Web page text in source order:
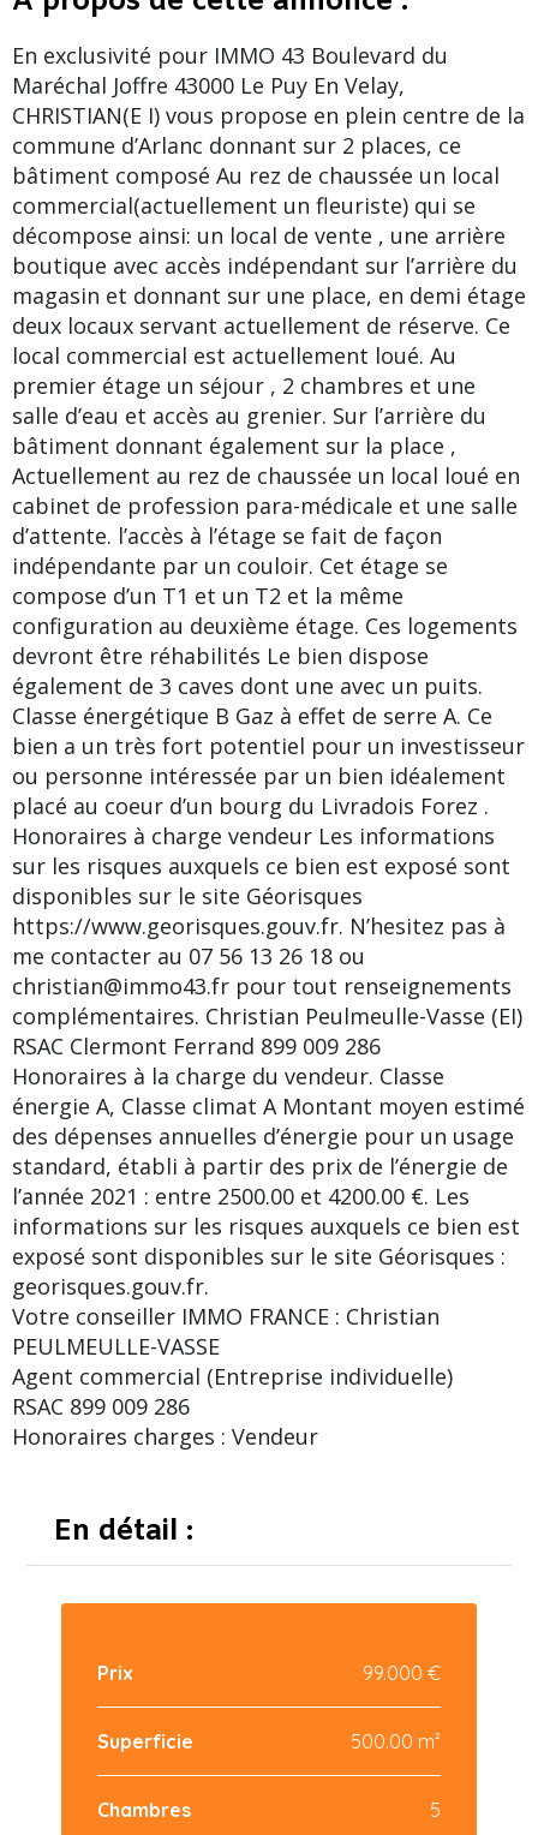
En exclusivité pour IMMO 43 Boulevard du
Maréchal Joffre 43000 Le Puy En Velay,
CHRISTIAN(E I) vous propose en plein centre de la
commune d’Arlanc donnant sur 2 places, ce
bâtiment composé Au rez de chaussée un local
commercial(actuellement un fleuriste) qui se
décompose ainsi: un local de vente , une arrière
boutique avec accès indépendant sur l’arrière du
magasin et donnant sur une place, en demi étage
deux locaux servant actuellement de réserve. Ce
local commercial est actuellement loué. Au
premier étage un séjour , 2 chambres et une
salle d’eau et accès au grenier. Sur l’arrière du
bâtiment donnant également sur la place ,
Actuellement au rez de chaussée un local loué en
cabinet de profession para-médicale et une salle
d’attente. l’accès à l’étage se fait de façon
indépendante par un couloir. Cet étage se
compose d’un T1 et un T2 et la même
configuration au deuxième étage. Ces logements
devront être réhabilités Le bien dispose
également de 3 caves dont une avec un puits.
Classe énergétique B Gaz à effet de serre A. Ce
bien a un très fort potentiel pour un investisseur
ou personne intéressée par un bien idéalement
placé au coeur d’un bourg du Livradois Forez .
Honoraires à charge vendeur Les informations
sur les risques auxquels ce bien est exposé sont
disponibles sur le site Géorisques
https://www.georisques.gouv.fr. N’hesitez pas à
me contacter au 07 56 13 26 18 ou
christian@immo43.fr pour tout renseignements
complémentaires. Christian Peulmeulle-Vasse (EI)
RSAC Clermont Ferrand 899 009 286
Honoraires à la charge du vendeur. Classe
énergie A, Classe climat A Montant moyen estimé
des dépenses annuelles d’énergie pour un usage
standard, établi à partir des prix de l’énergie de
l’année 2021 : entre 2500.00 et 4200.00 €. Les
informations sur les risques auxquels ce bien est
exposé sont disponibles sur le site Géorisques :
georisques.gouv.fr.
Votre conseiller IMMO FRANCE : Christian
PEULMEULLE-VASSE
Agent commercial (Entreprise individuelle)
RSAC 899 009 286
Honoraires charges : Vendeur
En détail :
Prix 99.000 €
Superficie 500.00 m²
Chambres 5